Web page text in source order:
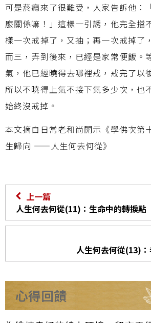
可是菸癮來了很難受，人家告訴他：
麼關係嘛！」這樣一引誘，他完全擋
樣一次戒掉了，又抽；再一次戒掉了
而三，弄到後來，已經是家常便飯。
氣，他已經曉得去哪裡戒，戒完了以
所以不曉得上氣不接下氣多少次，也
始終沒戒掉。
本文摘自日常老和尚開示《學佛次
生歸向 ——人生何去何從》
上一篇
人生何去何從(11)：生命中的轉捩點
人生何去何從(13)
心得回饋